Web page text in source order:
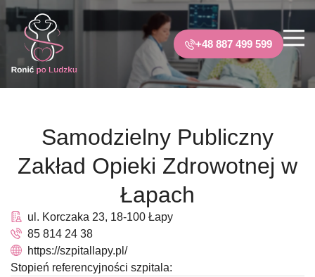
+48 887 499 599
Samodzielny Publiczny
Zakład Opieki Zdrowotnej w
Łapach
ul. Korczaka 23, 18-100 Łapy
85 814 24 38
https://szpitallapy.pl/
Stopień referencyjności szpitala: